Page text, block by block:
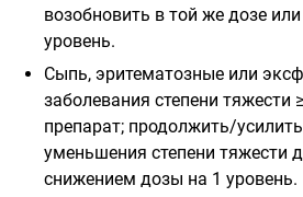
возобновить в той же дозе
уровень.
Сыпь, эритематозные или
заболевания степени тяжести
препарат; продолжить/
уменьшения степени тяжести
снижением дозы на 1 уровень.